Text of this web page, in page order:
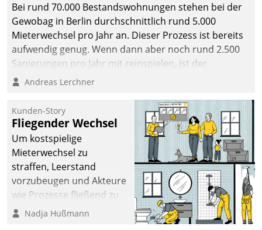
Bei rund 70.000 Bestandswohnungen stehen bei der
Gewobag in Berlin durchschnittlich rund 5.000
Mieterwechsel pro Jahr an. Dieser Prozess ist bereits
aufwendig genug. Wenn dann aber noch rund 2.500
Sanierungen pro Jahr mit reinspielen, ist der
Betreuungs- und Organisationsaufwand immens. Im
kommunale Wohnungsbauunternehmen daher
gemeinsam mit der Berliner Datatrain GmbH den
Teilprozess der Objektsanierung digitalisiert.
Andreas Lerchner
Kunden-Story
Fliegender Wechsel
Um kostspielige
Mieterwechsel zu
straffen, Leerstand
vorzubeugen und Akteure
wie Prozesse fließend zu
vernetzen, nutzt die
Nadja Hußmann